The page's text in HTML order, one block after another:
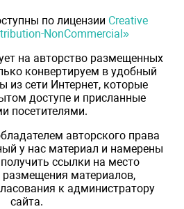
по лицензии Creative
NonCommercial»
на авторство размещенных
конвертируем в удобный
из сети Интернет, которые
доступе и присланные
посетителями.
авторского права
у нас материал и намерены
ссылки на место
материалов,
к администратору
сайта.